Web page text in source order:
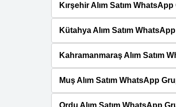
Kırşehir Alım Satım WhatsApp
Kütahya Alım Satım
Kahramanmaraş Alım Satım
Muş Alım Satım WhatsApp
Ordu Alım Satım WhatsApp